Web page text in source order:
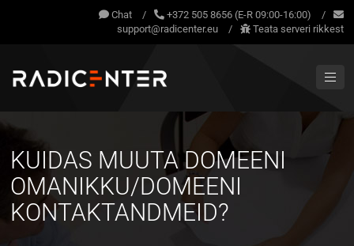
Chat / +372 505 8656 (E-R 09:00-16:00)
/
support@radicenter.eu
/ Teata serveri rikkest
KUIDAS MUUTA DOMEENI
OMANIKKU/DOMEENI
KONTAKTANDMEID?